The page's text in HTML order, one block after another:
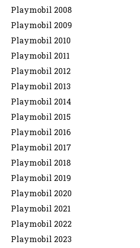
Playmobil 2008
Playmobil 2009
Playmobil 2010
Playmobil 2011
Playmobil 2012
Playmobil 2013
Playmobil 2014
Playmobil 2015
Playmobil 2016
Playmobil 2017
Playmobil 2018
Playmobil 2019
Playmobil 2020
Playmobil 2021
Playmobil 2022
Playmobil 2023